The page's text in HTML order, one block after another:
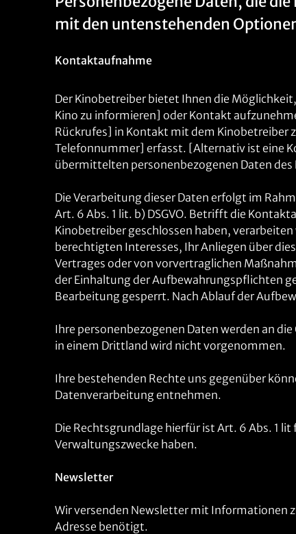
mit den untenstehenden
Kontaktaufnahme
Der Kinobetreiber bietet Ihnen die
Kino zu informieren] oder Kontakt
Rückrufes] in Kontakt mit dem Kinobetreiber
Telefonnummer] erfasst. [Alternativ ist eine
übermittelten personenbezogenen Daten
Die Verarbeitung dieser Daten erfolgt im
Art. 6 Abs. 1 lit. b) DSGVO. Betrifft die
Kinobetreiber geschlossen haben,
berechtigten Interesses, Ihr Anliegen über
Vertrages oder von vorvertraglichen
der Einhaltung der Aufbewahrungspflichten
Bearbeitung gesperrt. Nach Ablauf der
Ihre personenbezogenen Daten werden an
in einem Drittland wird nicht vorgenommen.
Ihre bestehenden Rechte uns gegenüber
Datenverarbeitung entnehmen.
Die Rechtsgrundlage hierfür ist Art. 6 Abs. 1
Verwaltungszwecke haben.
Newsletter
Wir versenden Newsletter mit Informationen
Adresse benötigt.